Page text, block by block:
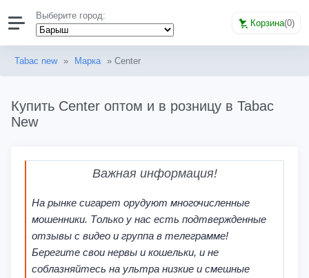
Выберите город:
Корзина(0)
Tabac new » Марка » Center
Купить Center оптом и в розницу в Tabac
New
Важная информация!
На рынке сигарет орудуют многочисленные
мошенники. Только у нас есть подтвержденные
отзывы с видео и группа в телеграмме!
Берегите свои нервы и кошельки, и не
соблазняйтесь на ультра низкие и смешные